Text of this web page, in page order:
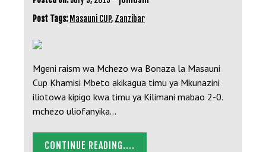
Post Tags: Masauni CUP, Zanzibar
Mgeni raism wa Mchezo wa Bonaza la Masauni
Cup Khamisi Mbeto akikagua timu ya Mkunazini
iliotowa kipigo kwa timu ya Kilimani mabao 2-0.
mchezo uliofanyika…
CONTINUE READING....